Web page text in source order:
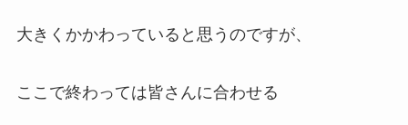
大きくかかわっていると思うのですが、
ここで終わっては皆さんに合わせる